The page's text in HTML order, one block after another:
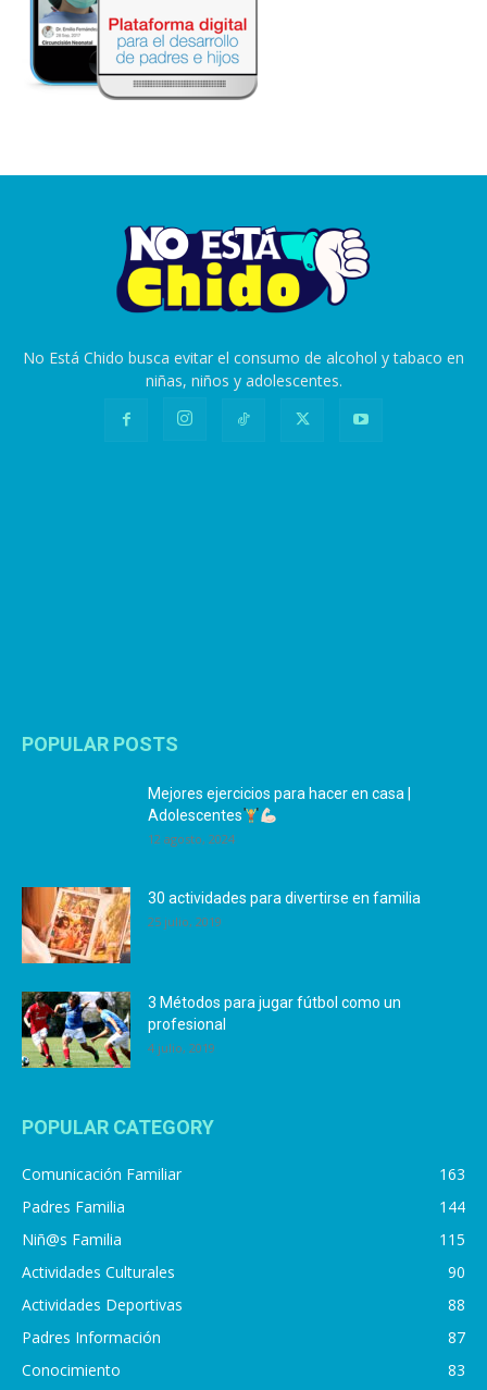
No Está Chido busca evitar el consumo de alcohol y tabaco en
niñas, niños y adolescentes.
POPULAR POSTS
Mejores ejercicios para hacer en casa |
Adolescentes
12 agosto, 2024
30 actividades para divertirse en familia
25 julio, 2019
3 Métodos para jugar fútbol como un
profesional
4 julio, 2019
POPULAR CATEGORY
Comunicación Familiar
163
Padres Familia
144
Niñ@s Familia
115
Actividades Culturales
90
Actividades Deportivas
88
Padres Información
87
Conocimiento
83